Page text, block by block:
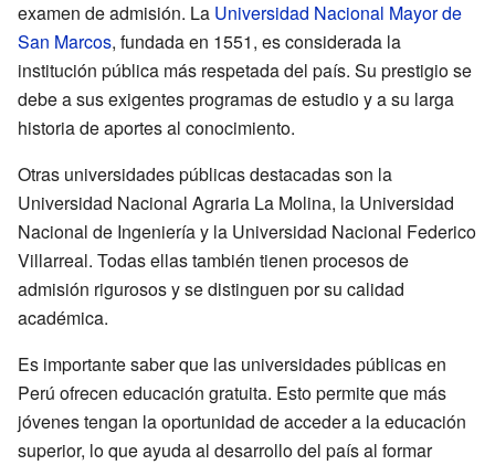
examen de admisión. La Universidad Nacional Mayor de
San Marcos, fundada en 1551, es considerada la
institución pública más respetada del país. Su prestigio se
debe a sus exigentes programas de estudio y a su larga
historia de aportes al conocimiento.
Otras universidades públicas destacadas son la
Universidad Nacional Agraria La Molina, la Universidad
Nacional de Ingeniería y la Universidad Nacional Federico
Villarreal. Todas ellas también tienen procesos de
admisión rigurosos y se distinguen por su calidad
académica.
Es importante saber que las universidades públicas en
Perú ofrecen educación gratuita. Esto permite que más
jóvenes tengan la oportunidad de acceder a la educación
superior, lo que ayuda al desarrollo del país al formar